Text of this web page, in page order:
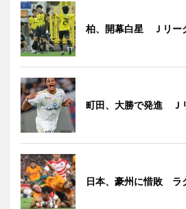
柏、開幕白星 Ｊリー
町田、大勝で発進 Ｊ
日本、豪州に惜敗 ラ